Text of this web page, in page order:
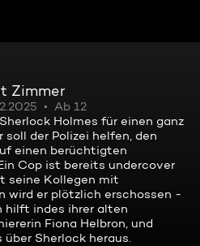
Zimmer
Ab 12
Holmes für einen ganz
soll der Polizei helfen, den
einen berüchtigten
Cop ist bereits undercover
seine Kollegen mit
wird er plötzlich erschossen -
hilft indes ihrer alten
Fiona Helbron, und
Sherlock heraus.